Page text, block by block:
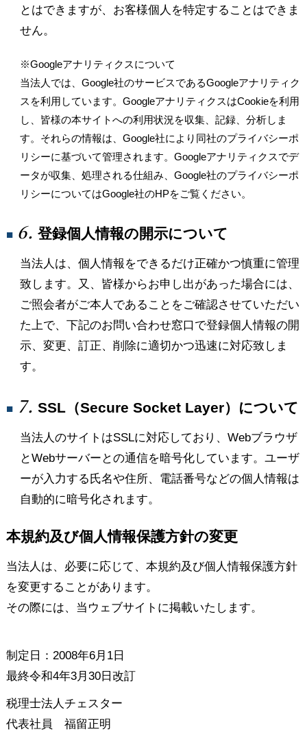
とはできますが、お客様個人を特定することはできま
せん。
※Googleアナリティクスについて
当法人では、Google社のサービスであるGoogleアナリティク
スを利用しています。GoogleアナリティクスはCookieを利用
し、皆様の本サイトへの利用状況を収集、記録、分析しま
す。それらの情報は、Google社により同社のプライバシーポ
リシーに基づいて管理されます。Googleアナリティクスでデ
ータが収集、処理される仕組み、Google社のプライバシーポ
リシーについてはGoogle社のHPをご覧ください。
■ 6. 登録個人情報の開示について
当法人は、個人情報をできるだけ正確かつ慎重に管理
致します。又、皆様からお申し出があった場合には、
ご照会者がご本人であることをご確認させていただい
た上で、下記のお問い合わせ窓口で登録個人情報の開
示、変更、訂正、削除に適切かつ迅速に対応致しま
す。
■ 7. SSL（Secure Socket Layer）について
当法人のサイトはSSLに対応しており、Webブラウザ
とWebサーバーとの通信を暗号化しています。ユーザ
ーが入力する氏名や住所、電話番号などの個人情報は
自動的に暗号化されます。
本規約及び個人情報保護方針の変更
当法人は、必要に応じて、本規約及び個人情報保護方針
を変更することがあります。
その際には、当ウェブサイトに掲載いたします。
制定日：2008年6月1日
最終令和4年3月30日改訂
税理士法人チェスター
代表社員 福留正明